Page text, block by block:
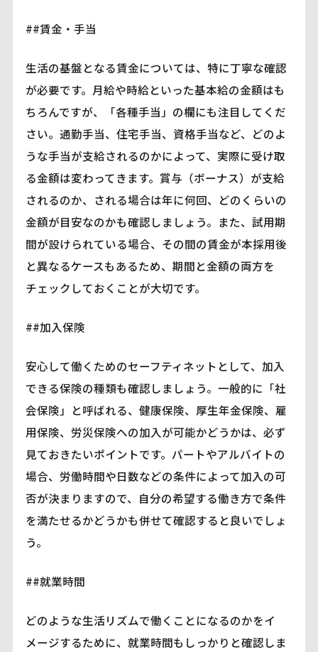
##賃金・手当
生活の基盤となる賃金については、特に丁寧な確認
が必要です。月給や時給といった基本給の金額はも
ちろんですが、「各種手当」の欄にも注目してくだ
さい。通勤手当、住宅手当、資格手当など、どのよ
うな手当が支給されるのかによって、実際に受け取
る金額は変わってきます。賞与（ボーナス）が支給
されるのか、される場合は年に何回、どのくらいの
金額が目安なのかも確認しましょう。また、試用期
間が設けられている場合、その間の賃金が本採用後
と異なるケースもあるため、期間と金額の両方を
チェックしておくことが大切です。
##加入保険
安心して働くためのセーフティネットとして、加入
できる保険の種類も確認しましょう。一般的に「社
会保険」と呼ばれる、健康保険、厚生年金保険、雇
用保険、労災保険への加入が可能かどうかは、必ず
見ておきたいポイントです。パートやアルバイトの
場合、労働時間や日数などの条件によって加入の可
否が決まりますので、自分の希望する働き方で条件
を満たせるかどうかも併せて確認すると良いでしょ
う。
##就業時間
どのような生活リズムで働くことになるのかをイ
メージするために、就業時間もしっかりと確認しま